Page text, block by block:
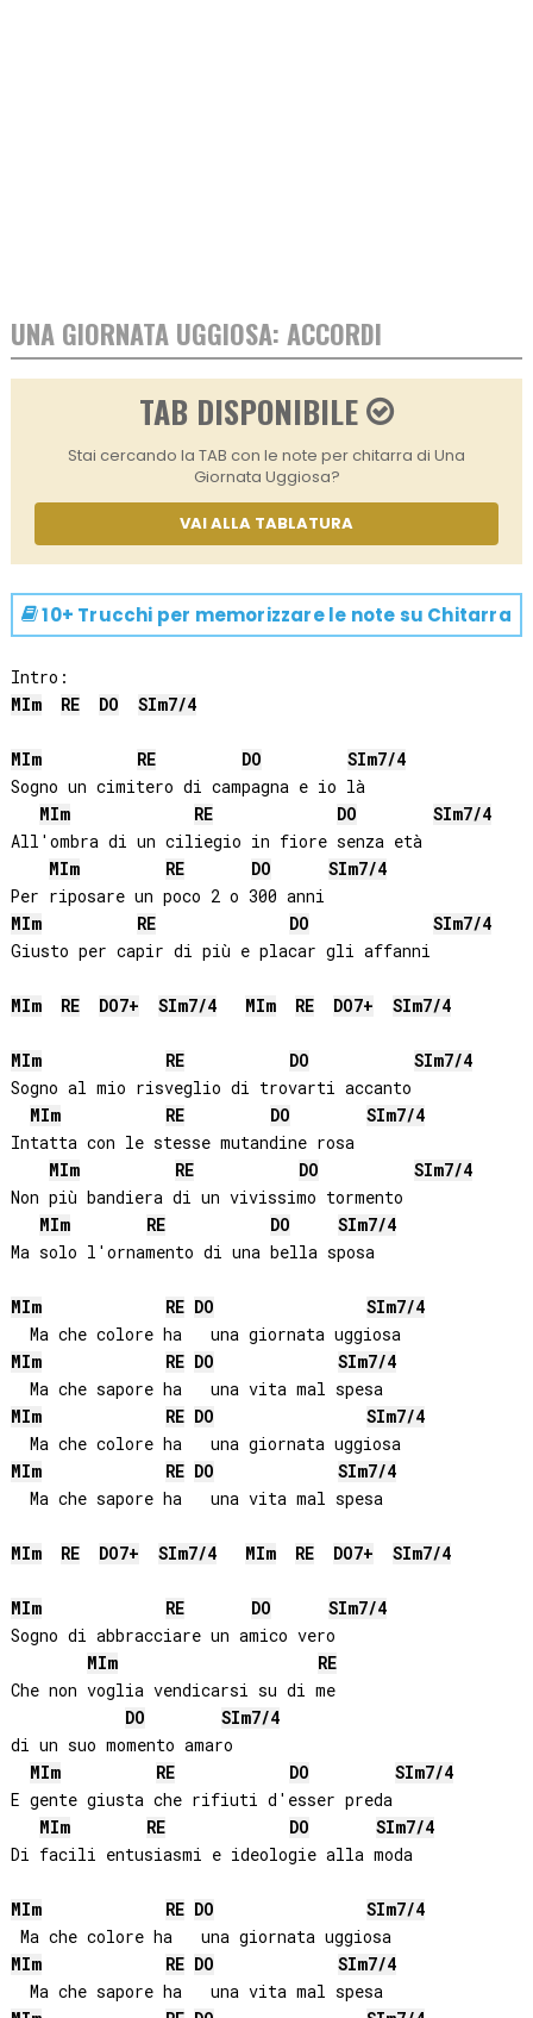
UNA GIORNATA UGGIOSA: ACCORDI
TAB DISPONIBILE
Stai cercando la TAB con le note per chitarra di Una
Giornata Uggiosa?
VAI ALLA TABLATURA
10+ Trucchi per memorizzare le note su Chitarra
MIm RE DO SIm7/4
MIm RE DO SIm7/4
Sogno un cimitero di campagna e io là
MIm RE DO SIm7/4
All'ombra di un ciliegio in fiore senza età
MIm RE DO SIm7/4
MIm RE DO SIm7/4
Giusto per capir di più e placar gli affanni
MIm RE DO7+ SIm7/4 MIm RE DO7+ SIm7/4
MIm RE DO SIm7/4
Sogno al mio risveglio di trovarti accanto
MIm RE DO SIm7/4
Intatta con le stesse mutandine rosa
MIm RE DO SIm7/4
Non più bandiera di un vivissimo tormento
MIm RE DO SIm7/4
Ma solo l'ornamento di una bella sposa
MIm RE DO SIm7/4
  Ma che colore ha   una giornata uggiosa
MIm RE DO SIm7/4
  Ma che sapore ha   una vita mal spesa
MIm RE DO SIm7/4
  Ma che colore ha   una giornata uggiosa
MIm RE DO SIm7/4
  Ma che sapore ha   una vita mal spesa
MIm RE DO7+ SIm7/4 MIm RE DO7+ SIm7/4
MIm RE DO SIm7/4
Sogno di abbracciare un amico vero
MIm
RE
Che non voglia vendicarsi su di me
DO
SIm7/4
di un suo momento amaro
MIm RE DO SIm7/4
E gente giusta che rifiuti d'esser preda
MIm RE DO SIm7/4
Di facili entusiasmi e ideologie alla moda
MIm RE DO SIm7/4
Ma che colore ha   una giornata uggiosa
MIm RE DO SIm7/4
  Ma che sapore ha   una vita mal spesa